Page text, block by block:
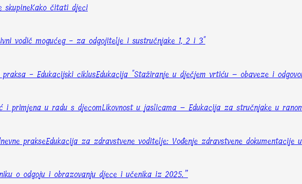
skupineKako čitati djeci
vodič mogućeg - za odgojitelje i sustručnjake 1, 2 i 3"
- Edukacijski ciklusEdukacija "Stažiranje u dječjem vrtiću – obaveze i
i primjena u radu s djecomLikovnost u jaslicama – Edukacija za stručnjake u
prakseEdukacija za zdravstvene voditelje: Vođenje zdravstvene dokumentacije
o odgoju i obrazovanju djece i učenika iz 2025.”